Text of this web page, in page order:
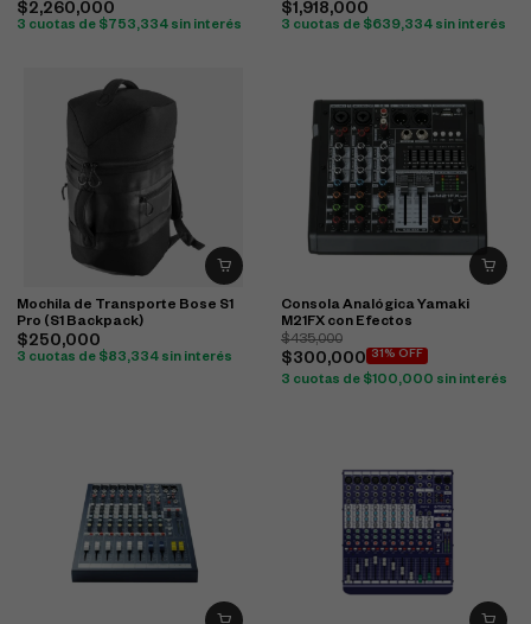
$2,260,000
3 cuotas de $ 753,334 sin interés
PGA57 para batería
$1,918,000
3 cuotas de $639,334 sin interés
Mochila de Transporte Bose S1
Pro (S1 Backpack)
$250,000
3 cuotas de $83,334 sin interés
Consola Analógica Yamaki
M21FX con Efectos
$435,000
$300,000 31% OFF
3 cuotas de $100,000 sin interés